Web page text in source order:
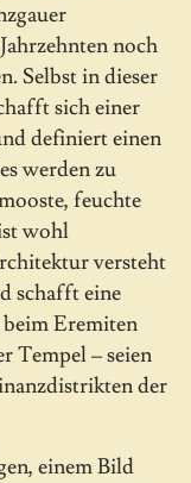
noch
Selbst in dieser
sich einer
definiert einen
werden zu
feuchte
wohl
versteht
schafft eine
Eremiten
Tempel – seien
der
einem Bild